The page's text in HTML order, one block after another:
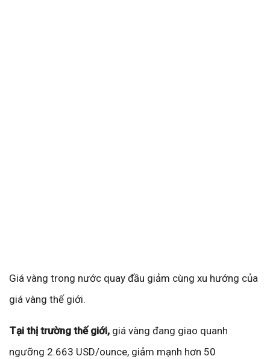
Giá vàng trong nước quay đầu giảm cùng xu hướng của
giá vàng thế giới.
Tại thị trường thế giới, giá vàng đang giao quanh
ngưỡng 2.663 USD/ounce, giảm mạnh hơn 50